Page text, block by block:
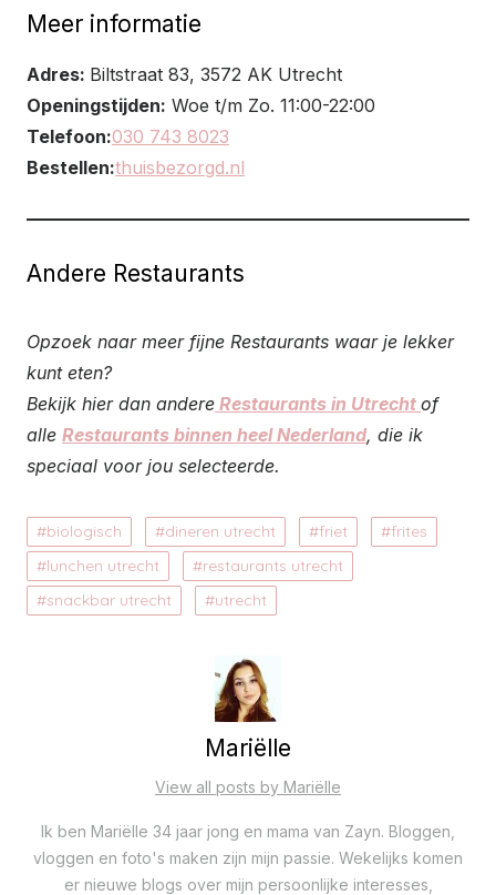
Meer informatie
Adres: Biltstraat 83, 3572 AK Utrecht
Openingstijden: Woe t/m Zo. 11:00-22:00
Telefoon:030 743 8023
Bestellen:thuisbezorgd.nl
Andere Restaurants
Opzoek naar meer fijne Restaurants waar je lekker
kunt eten?
Bekijk hier dan andere Restaurants in Utrecht of
alle Restaurants binnen heel Nederland, die ik
speciaal voor jou selecteerde.
biologisch dineren utrecht friet
frites
lunchen utrecht
restaurants utrecht
snackbar utrecht
utrecht
Mariëlle
View all posts by Mariëlle
Ik ben Mariëlle 34 jaar jong en mama van Zayn. Bloggen,
vloggen en foto's maken zijn mijn passie. Wekelijks komen
er nieuwe blogs over mijn persoonlijke interesses,